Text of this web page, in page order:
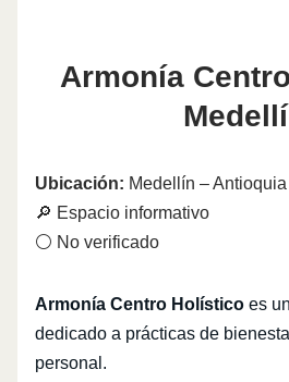
Armonía
Ubicación: Medellín – Antioquia
🔎 Espacio informativo
⚪ No verificado
Armonía Centro Holístico es
dedicado a prácticas de
personal.